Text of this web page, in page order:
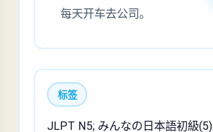
每天开车去公司。
标签
JLPT N5; みんなの日本語初級(5)